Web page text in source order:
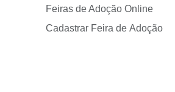
Feiras de Adoção Online
Cadastrar Feira de Adoção